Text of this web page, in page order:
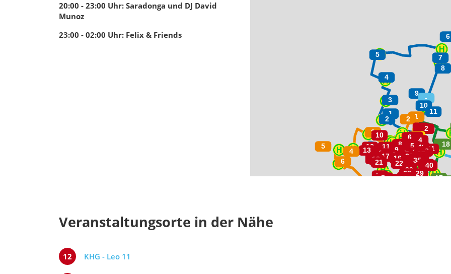
20:00 - 23:00 Uhr: Saradonga und DJ David
Munoz
23:00 - 02:00 Uhr: Felix & Friends
Veranstaltungsorte in der Nähe
12 KHG - Leo 11